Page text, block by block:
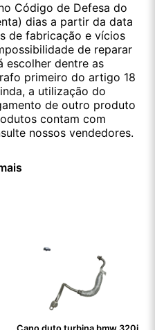
Código de Defesa do
dias a partir da data
de fabricação e vícios
de reparar
escolher dentre as
primeiro do artigo 18
a utilização do
de outro produto
contam com
nossos vendedores.